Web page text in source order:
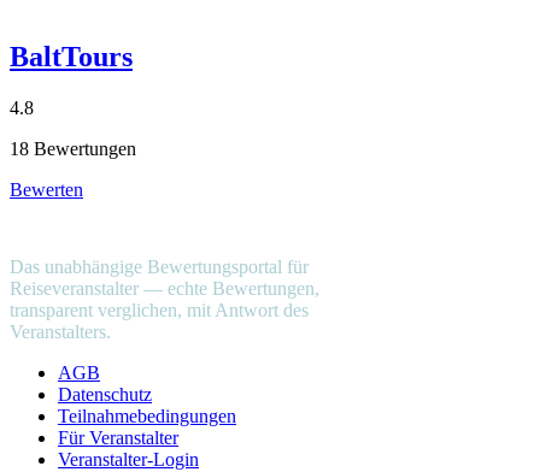
BaltTours
4.8
18 Bewertungen
Bewerten
Das unabhängige Bewertungsportal für
Reiseveranstalter — echte Bewertungen,
transparent verglichen, mit Antwort des
Veranstalters.
AGB
Datenschutz
Teilnahmebedingungen
Für Veranstalter
Veranstalter-Login